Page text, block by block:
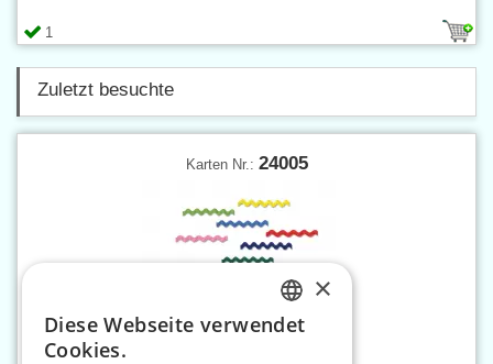
1
Zuletzt besuchte
Karten Nr.: 24005
CZECH
×
Diese Webseite verwendet
Cookies.